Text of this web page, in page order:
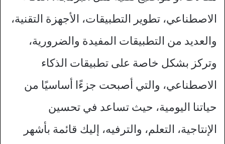
الاصطناعي، تطوير التطبيقات، الأجهزة التقنية،
والعديد من التطبيقات المفيدة والضرورية،
وتركز بشكل خاصة على تطبيقات الذكاء
الاصطناعي، والتي أصبحت جزءًا أساسيًا من
حياتنا اليومية، حيث تساعد في تحسين
الإنتاجية، التعلم، والترفيه، إليك قائمة بأشهر